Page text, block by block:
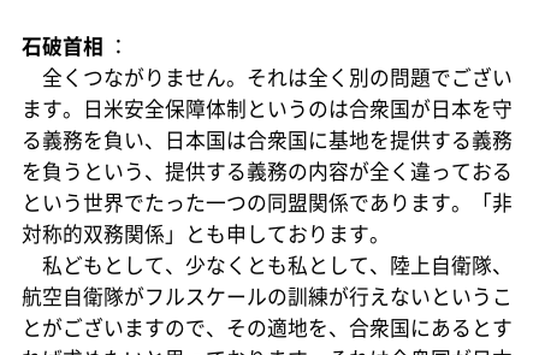
石破首相 ：
全くつながりません。それは全く別の問題でござい
ます。日米安全保障体制というのは合衆国が日本を守
る義務を負い、日本国は合衆国に基地を提供する義務
を負うという、提供する義務の内容が全く違っておる
という世界でたった一つの同盟関係であります。「非
対称的双務関係」とも申しております。
私どもとして、少なくとも私として、陸上自衛隊、
航空自衛隊がフルスケールの訓練が行えないというこ
とがございますので、その適地を、合衆国にあるとす